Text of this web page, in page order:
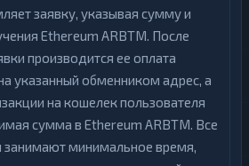
заявку, указывая сумму и
Ethereum ARBTM. После
производится ее оплата
указанный обменником адрес, а
на кошелек пользователя
сумма в Ethereum ARBTM. Все
занимают минимальное время,